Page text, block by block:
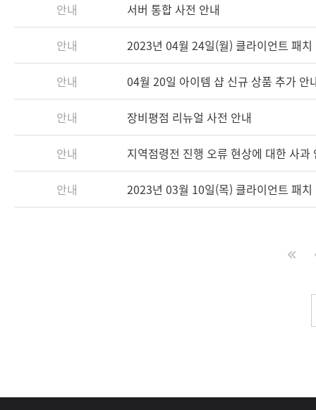
안내 서버 통합 사전 안내
안내 2023년 04월 24일(월) 클라이언트 패
안내 04월 20일 아이템 샵 신규 상품 추가 안
안내 장비평점 리뉴얼 사전 안내
안내 지역점령전 진행 오류 현상에 대한 사과
안내 2023년 03월 10일(목) 클라이언트 패